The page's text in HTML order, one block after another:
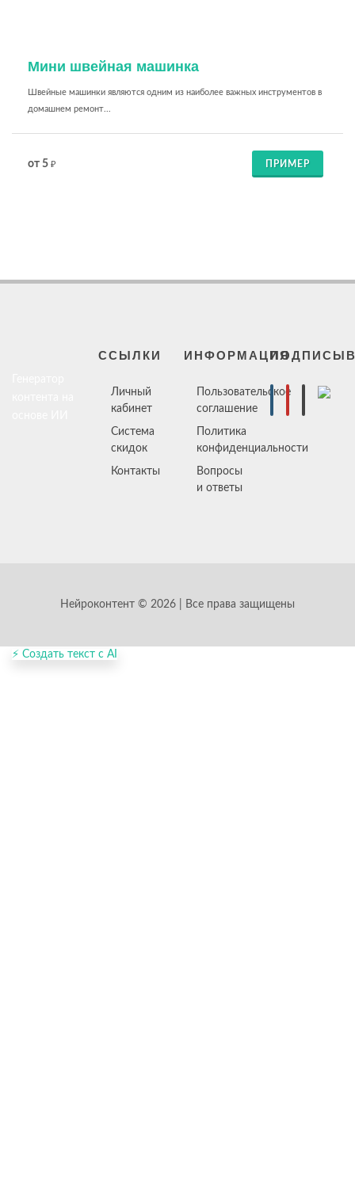
Мини швейная машинка
Швейные машинки являются одним из наиболее важных инструментов в
домашнем ремонт...
от 5 ₽ ПРИМЕР
ССЫЛКИ
Личный
кабинет
Система
скидок
Контакты
ИНФОРМАЦИЯ
Пользовательское
соглашение
Политика
конфиденциальности
Вопросы
и ответы
Нейроконтент © 2026 | Все права защищены
⚡ Создать текст с AI